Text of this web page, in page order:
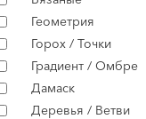
Геометрия
Горох / Точки
Градиент / Омбре
Дамаск
Деревья / Ветви